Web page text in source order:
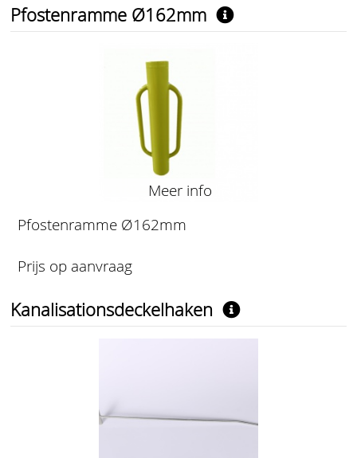
Pfostenramme Ø162mm
Meer info
Pfostenramme Ø162mm
Prijs op aanvraag
Kanalisationsdeckelhaken